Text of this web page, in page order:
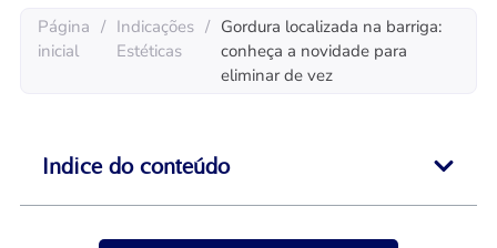
Página
inicial
/ Indicações
Estéticas
/ Gordura localizada na barriga:
conheça a novidade para
eliminar de vez
Indice do conteúdo